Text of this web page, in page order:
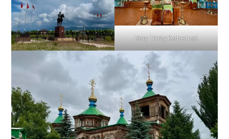
Holy Trinity Kathedraal